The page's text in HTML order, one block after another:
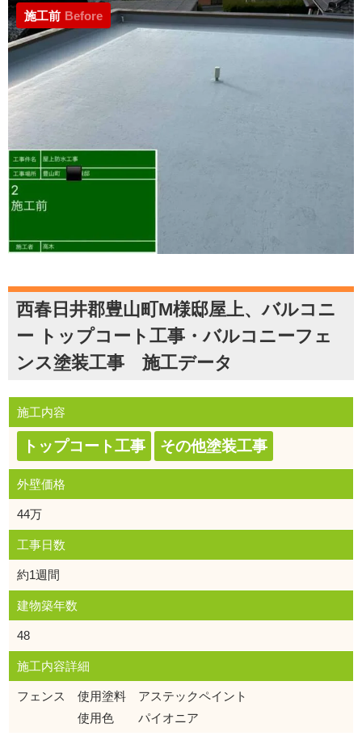
施工前 Before
西春日井郡豊山町M様邸屋上、バルコニ
ー トップコート工事・バルコニーフェ
ンス塗装工事 施工データ
施工内容
トップコート工事 その他塗装工事
外壁価格
44万
工事日数
約1週間
建物築年数
48
施工内容詳細
フェンス 使用塗料 アステックペイント
使用色 パイオニア